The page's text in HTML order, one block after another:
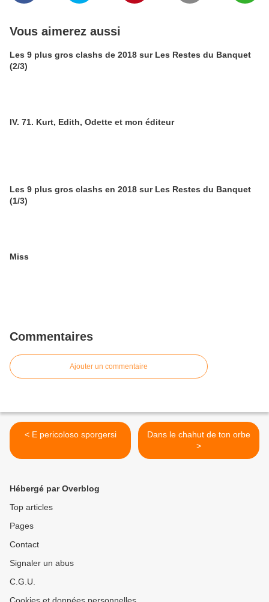
Vous aimerez aussi
Les 9 plus gros clashs de 2018 sur Les Restes du Banquet
(2/3)
IV. 71. Kurt, Edith, Odette et mon éditeur
Les 9 plus gros clashs en 2018 sur Les Restes du Banquet
(1/3)
Miss
Commentaires
Ajouter un commentaire
< E pericoloso sporgersi
Dans le chahut de ton orbe
>
Hébergé par Overblog
Top articles
Pages
Contact
Signaler un abus
C.G.U.